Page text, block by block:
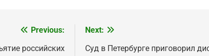
Previous:
российских
Next:
Суд в Петербурге приговорил